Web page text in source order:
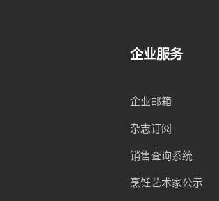
企业服务
企业邮箱
杂志订阅
销售查询系统
烹饪艺术家公示